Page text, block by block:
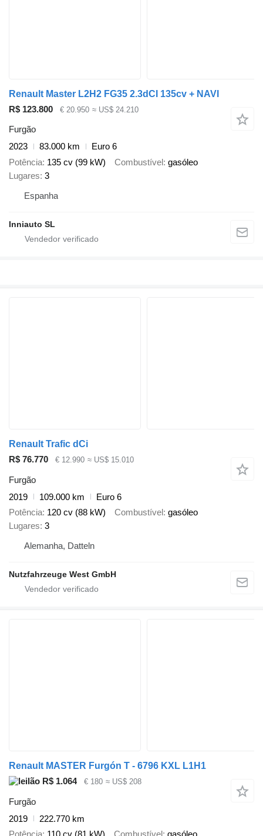
Renault Master L2H2 FG35 2.3dCI 135cv + NAVI
R$ 123.800
€ 20.950 ≈ US$ 24.210
Furgão
2023
83.000 km
Euro 6
Potência 135 cv (99 kW) Combustível gasóleo
Lugares 3
Espanha
Inniauto SL
Renault Trafic dCi
R$ 76.770
€ 12.990 ≈ US$ 15.010
Furgão
2019
109.000 km
Euro 6
Potência 120 cv (88 kW) Combustível gasóleo
Lugares 3
Alemanha, Datteln
Nutzfahrzeuge West GmbH
Renault MASTER Furgón T - 6796 KXL L1H1
R$ 1.064
€ 180 ≈ US$ 208
Furgão
2019
222.770 km